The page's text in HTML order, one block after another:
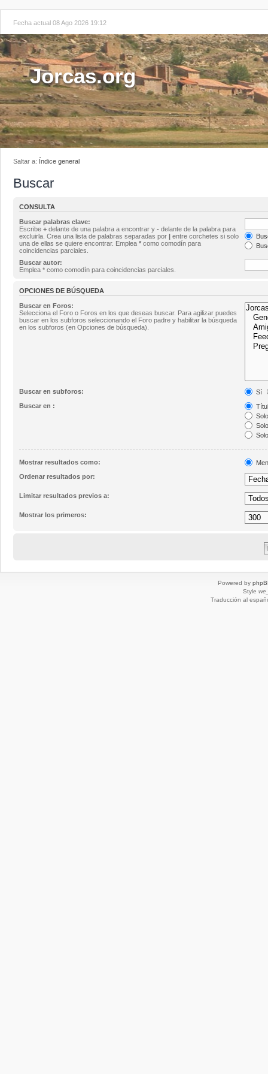
Fecha actual 08 Ago 2026 19:12
Jorcas.org
Saltar a: Índice general
Buscar
CONSULTA
Buscar palabras clave:
Escribe + delante de una palabra a encontrar y - delante de la palabra para
excluirla. Crea una lista de palabras separadas por | entre corchetes si solo
una de ellas se quiere encontrar. Emplea * como comodín para
coincidencias parciales.
Buscar autor:
Emplea * como comodín para coincidencias parciales.
OPCIONES DE BÚSQUEDA
Buscar en Foros:
Selecciona el Foro o Foros en los que deseas buscar. Para agilizar puedes
buscar en los subforos seleccionando el Foro padre y habilitar la búsqueda
en los subforos (en Opciones de búsqueda).
Buscar en subforos:
Sí
Buscar en :
Mostrar resultados como:
Ordenar resultados por:
Limitar resultados previos a:
Mostrar los primeros:
Powered by
Style
Traducción al